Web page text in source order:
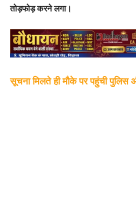
तोड़फोड़ करने लगा।
सूचना मिलते ही मौके पर पहुंची पुलिस